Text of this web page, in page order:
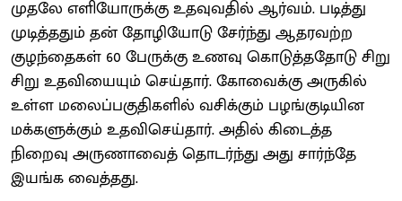
முதலே எளியோருக்கு உதவுவதில் ஆர்வம். படித்து
முடித்ததும் தன் தோழியோடு சேர்ந்து ஆதரவற்ற
குழந்தைகள் 60 பேருக்கு உணவு கொடுத்ததோடு சிறு
சிறு உதவியையும் செய்தார். கோவைக்கு அருகில்
உள்ள மலைப்பகுதிகளில் வசிக்கும் பழங்குடியின
மக்களுக்கும் உதவிசெய்தார். அதில் கிடைத்த
நிறைவு அருணாவைத் தொடர்ந்து அது சார்ந்தே
இயங்க வைத்தது.